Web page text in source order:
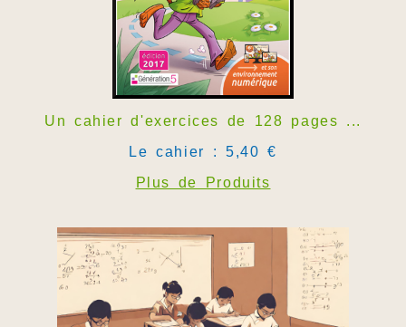
Un cahier d'exercices de 128 pages ...
Le cahier : 5,40 €
Plus de Produits